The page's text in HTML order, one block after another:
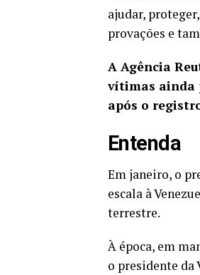
ajudar,
provações e
A Agência
vítimas ainda
após o
Entenda
Em janeiro, o
escala à
terrestre.
À época, em
o presidente da